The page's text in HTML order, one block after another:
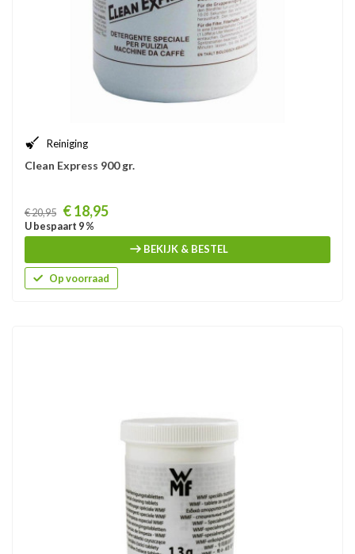
Reiniging
Clean Express 900 gr.
Prijs
€ 20,95 € 18,95
U bespaart 9 %
BEKIJK & BESTEL
Op voorraad